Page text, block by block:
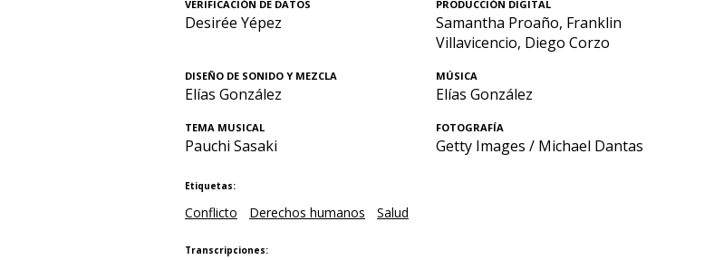
VERIFICACIÓN DE DATOS
Desirée Yépez
PRODUCCIÓN DIGITAL
Samantha Proaño, Franklin
Villavicencio, Diego Corzo
DISEÑO DE SONIDO Y MEZCLA
Elías González
MÚSICA
Elías González
TEMA MUSICAL
Pauchi Sasaki
FOTOGRAFÍA
Getty Images / Michael Dantas
Etiquetas:
Conflicto Derechos humanos Salud
Transcripciones: